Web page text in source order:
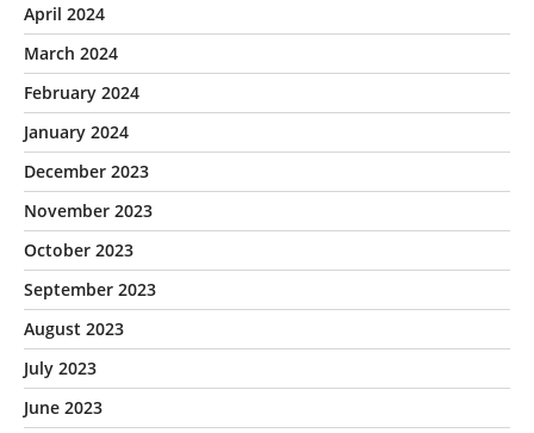
April 2024
March 2024
February 2024
January 2024
December 2023
November 2023
October 2023
September 2023
August 2023
July 2023
June 2023